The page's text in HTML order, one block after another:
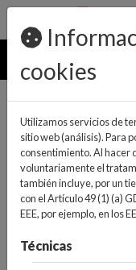
MENU
cookies
Utilizamos servicios de
sitio web (análisis). Para
consentimiento. Al hacer
voluntariamente el
también incluye, por un
con el Artículo 49 (1) (a)
EEE, por ejemplo, en los
Técnicas